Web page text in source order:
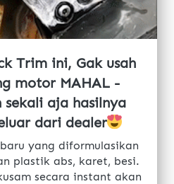
Trim ini, Gak usah
motor MAHAL -
sekali aja hasilnya
dari dealer
yang diformulasikan
plastik abs, karet, besi.
secara instant akan